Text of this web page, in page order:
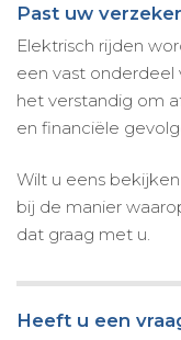
Past uw
Elektrisch rijden
een vast onderdeel
het verstandig om
en financiële
Wilt u eens
bij de manier
dat graag met u.
Heeft u een